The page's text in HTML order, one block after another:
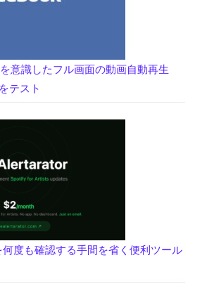
意識したフル画面の動画自動再生
テスト
何度も確認する手間を省く便利ツール